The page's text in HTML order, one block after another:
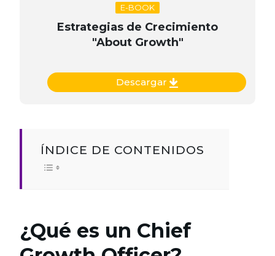
E-BOOK
Estrategias de Crecimiento
"About Growth"
Descargar
ÍNDICE DE CONTENIDOS
¿Qué es un Chief